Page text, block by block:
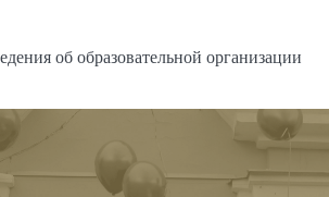
об образовательной организации